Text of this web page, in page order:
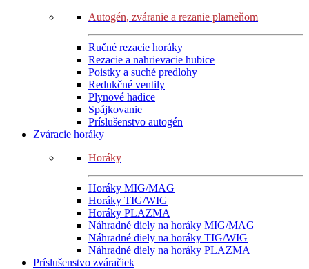
Autogén, zváranie a rezanie plameňom
Ručné rezacie horáky
Rezacie a nahrievacie hubice
Poistky a suché predlohy
Redukčné ventily
Plynové hadice
Spájkovanie
Príslušenstvo autogén
Zváracie horáky
Horáky
Horáky MIG/MAG
Horáky TIG/WIG
Horáky PLAZMA
Náhradné diely na horáky MIG/MAG
Náhradné diely na horáky TIG/WIG
Náhradné diely na horáky PLAZMA
Príslušenstvo zváračiek